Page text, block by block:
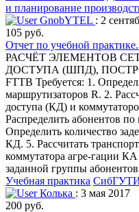
и планирование
GnobYTEL : 2
105 руб.
Отчет по учебной
РАСЧЁТ ЭЛЕМЕНТОВ
ДОСТУПА (ШПД),
FTTB Требуется: 1.
маршрутизаторов R. 2.
доступа (КД) и
Распределить абонентов
Определить количество
КД. 5. Рассчитать
коммутатора агре-гации
заданной группы
Учебная практика
Колька : 3 мая 2017
200 руб.